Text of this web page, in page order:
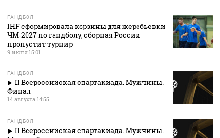
ГАНДБОЛ
IHF сформировала корзины для жеребьевки
ЧМ‑2027 по гандболу, сборная России
пропустит турнир
9 июня 15:01
ГАНДБОЛ
II Всероссийская спартакиада. Мужчины.
Финал
14 августа 14:55
ГАНДБОЛ
II Всероссийская спартакиада. Мужчины.